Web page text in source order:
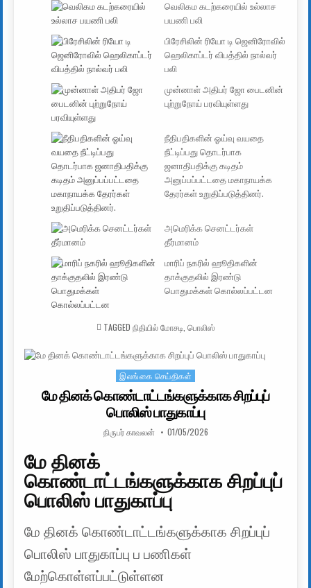
வெலிகம கடற்கரையில் உல்லாச
பயணி பலி
பிரேசிலின் ரியோ டி ஜெனிரோவில்
ஹெலிகாப்டர் விபத்தில் நால்வர்
பலி
முன்னாள் அதிபர் ஜோ பைடனின்
புற்றுநோய் பரவியுள்ளது
நீதிபதிகளின் ஓய்வு வயதை
நீட்டிப்பது தொடர்பாக
ஜனாதிபதிக்கு கடிதம்
அனுப்பப்பட்டதை மகாநாயக்க
தேரர்கள் உறுதிப்படுத்தினர்.
அமெரிக்க செனட்டர்கள்
தீர்மானம்
மாரிப் நகரில் ஹூதிகளின்
தாக்குதலில் இரண்டு
பொதுமக்கள் கொல்லப்பட்டன
TAGGED நிதியில் மோசடி பொலிஸ்
Posted in
இலங்கை செய்திகள்
மே தினக் கொண்டாட்டங்களுக்காக சிறப்புப்
பொலிஸ் பாதுகாப்பு
AUTHOR:
நிருபர் காவலன் PUBLISHED DATE:
01/05/2026
மே தினக்
கொண்டாட்டங்களுக்காக சிறப்புப்
பொலிஸ் பாதுகாப்பு
மே தினக் கொண்டாட்டங்களுக்காக சிறப்புப்
பொலிஸ் பாதுகாப்பு ப பணிகள்
மேற்கொள்ளப்பட்டுள்ளன